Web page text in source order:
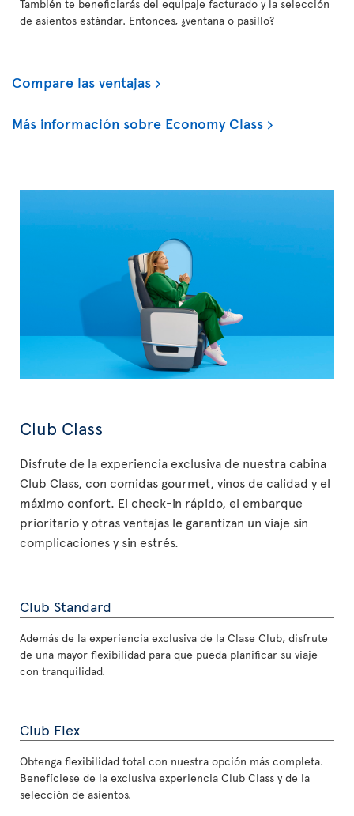
También te beneficiarás del equipaje facturado y la selección
de asientos estándar. Entonces, ¿ventana o pasillo?
Compare las ventajas
Más información sobre Economy Class
Club Class
Disfrute de la experiencia exclusiva de nuestra cabina
Club Class, con comidas gourmet, vinos de calidad y el
máximo confort. El check-in rápido, el embarque
prioritario y otras ventajas le garantizan un viaje sin
complicaciones y sin estrés.
Club Standard
Además de la experiencia exclusiva de la Clase Club, disfrute
de una mayor flexibilidad para que pueda planificar su viaje
con tranquilidad.
Club Flex
Obtenga flexibilidad total con nuestra opción más completa.
Benefíciese de la exclusiva experiencia Club Class y de la
selección de asientos.